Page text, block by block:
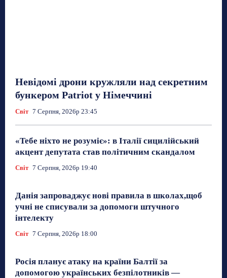
Невідомі дрони кружляли над секретним
бункером Patriot у Німеччині
Світ 7 Серпня, 2026р 23:45
«Тебе ніхто не розуміє»: в Італії сицилійський
акцент депутата став політичним скандалом
Світ 7 Серпня, 2026р 19:40
Данія запроваджує нові правила в школах,щоб
учні не списували за допомоги штучного
інтелекту
Світ 7 Серпня, 2026р 18:00
Росія планує атаку на країни Балтії за
допомогою українських безпілотників —